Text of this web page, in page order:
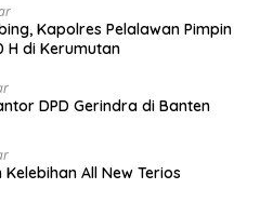
Kapolres Pelalawan Pimpin
H di Kerumutan
DPD Gerindra di Banten
All New Terios